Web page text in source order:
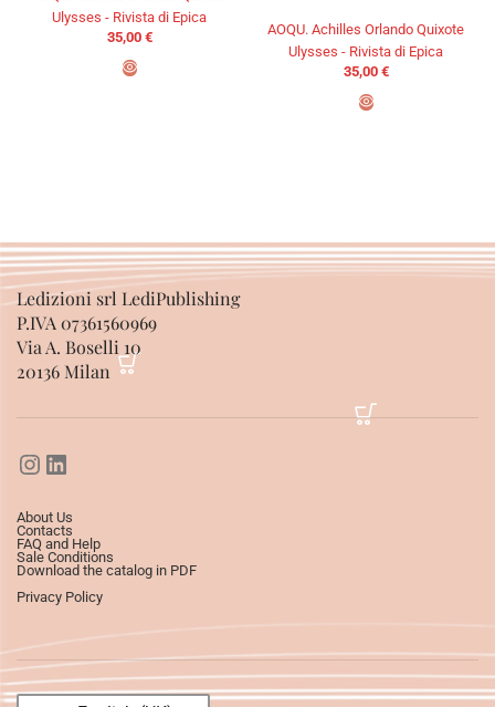
Ulysses - Rivista di Epica
35,00 €
AOQU. Achilles Orlando Quixote
Ulysses - Rivista di Epica
35,00 €
Ledizioni srl LediPublishing
P.IVA 07361560969
Via A. Boselli 10
20136 Milan
About Us
Contacts
FAQ and Help
Sale Conditions
Download the catalog in PDF
Privacy Policy